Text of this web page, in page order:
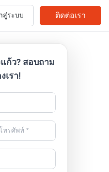
สู่ระบบ ติดต่อเรา
ก้ว? สอบถาม
เรา!